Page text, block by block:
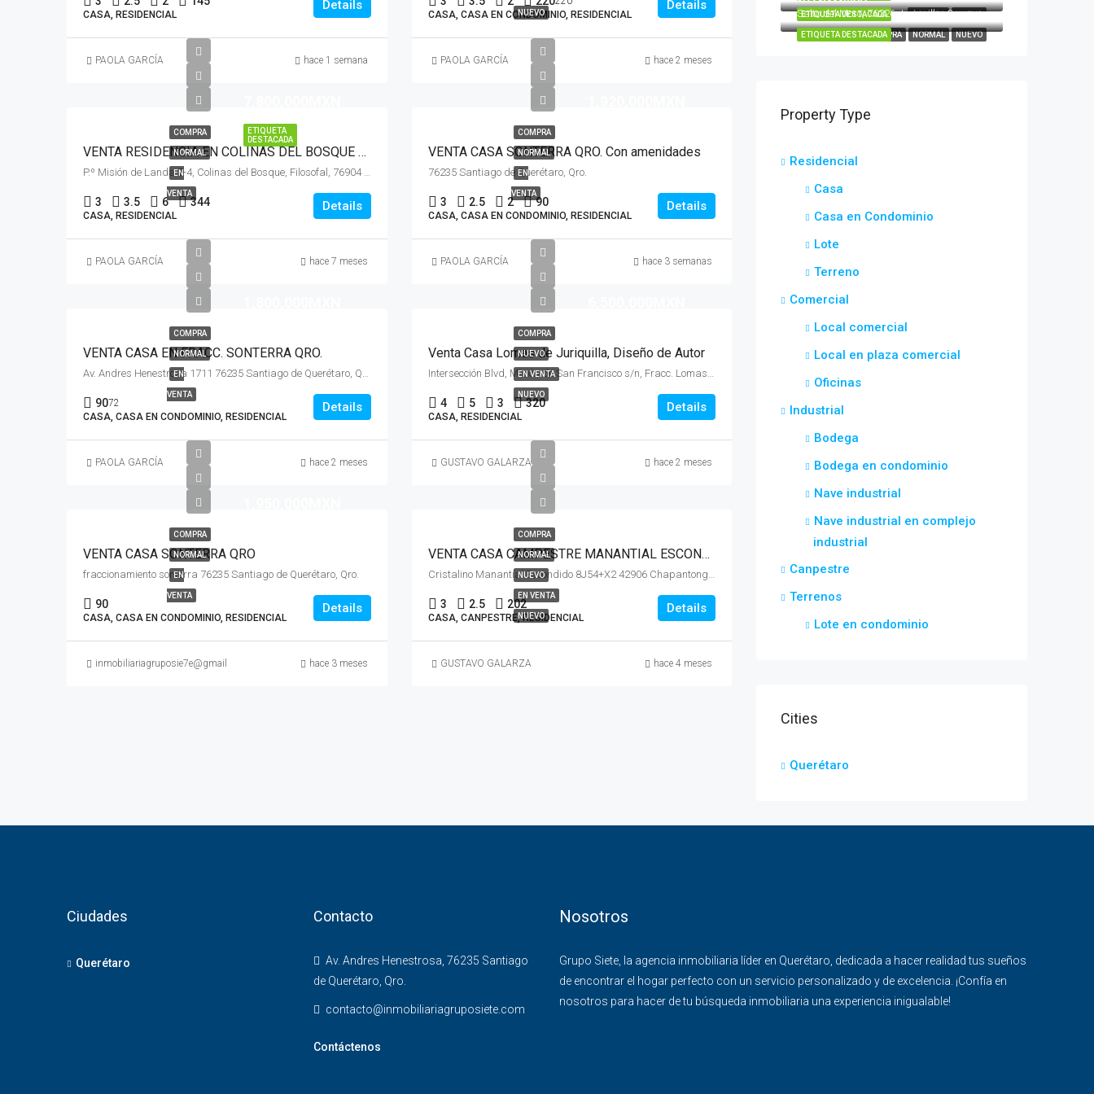
CASA, RESIDENCIAL
Details
PAOLA GARCÍA hace 1 semana
NUEVO
CASA, CASA EN CONDOMINIO, RESIDENCIAL
Details
PAOLA GARCÍA hace 2 meses
ETIQUETA
DESTACADA
COMPRA
NORMAL
EN
VENTA
VENTA RESIDENCIA EN COLINAS DEL BOSQUE Corregidora, Querétaro
P.º Misión de Landa 2-4, Colinas del Bosque, Filosofal, 76904 El Pueblito, Qro.
3 3.5 6 344
CASA, RESIDENCIAL
Details
PAOLA GARCÍA hace 7 meses
COMPRA
NORMAL
EN
VENTA
VENTA CASA SONTERRA QRO. Con amenidades
76235 Santiago de Querétaro, Qro.
3 2.5 2 90
CASA, CASA EN CONDOMINIO, RESIDENCIAL
Details
PAOLA GARCÍA hace 3 semanas
COMPRA
NORMAL
EN
VENTA
VENTA CASA EN FRACC. SONTERRA QRO.
Av. Andres Henestrosa 1711 76235 Santiago de Querétaro, Qro. México
9072
CASA, CASA EN CONDOMINIO, RESIDENCIAL
Details
PAOLA GARCÍA hace 2 meses
COMPRA
NUEVO
EN VENTA
NUEVO
Venta Casa Lomas de Juriquilla, Diseño de Autor
Intersección Blvd, Misión de San Francisco s/n, Fracc. Lomas de Juriquilla, 76220 Santa Rosa Jáuregui, Qro.
4 5 3 320
CASA, RESIDENCIAL
Details
GUSTAVO GALARZA hace 2 meses
COMPRA
NORMAL
EN
VENTA
VENTA CASA SONTERRA QRO
fraccionamiento sonterra 76235 Santiago de Querétaro, Qro.
90
CASA, CASA EN CONDOMINIO, RESIDENCIAL
Details
inmobiliariagruposie7e@gmail.com hace 3 meses
COMPRA
NORMAL
NUEVO
EN VENTA
NUEVO
VENTA CASA CAMPESTRE MANANTIAL ESCONDIDO CHAPANTONGO HIDALGO
Cristalino Manantial Escondido 8J54+X2 42906 Chapantongo, Hgo. México
3 2.5 202
CASA, CANPESTRE, RESIDENCIAL
Details
GUSTAVO GALARZA hace 4 meses
COMPRA NUEVO
ETIQUETA DESTACADA
COMPRA NORMAL NUEVO
ETIQUETA DESTACADA
Salto del Moro, 76226 Juriquilla, Qro.
Property Type
Residencial
Casa
Casa en Condominio
Lote
Terreno
Comercial
Local comercial
Local en plaza comercial
Oficinas
Industrial
Bodega
Bodega en condominio
Nave industrial
Nave industrial en complejo
industrial
Canpestre
Terrenos
Lote en condominio
Cities
Querétaro
Ciudades
Querétaro
Contacto
Av. Andres Henestrosa, 76235 Santiago
de Querétaro, Qro.
contacto@inmobiliariagruposiete.com
Contáctenos
Nosotros
Grupo Siete, la agencia inmobiliaria líder en Querétaro, dedicada a hacer realidad tus sueños
de encontrar el hogar perfecto con un servicio personalizado y de excelencia. ¡Confía en
nosotros para hacer de tu búsqueda inmobiliaria una experiencia inigualable!